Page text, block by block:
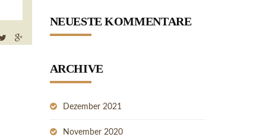
NEUESTE KOMMENTARE
ARCHIVE
Dezember 2021
November 2020